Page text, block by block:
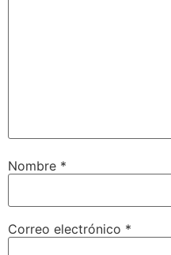
Nombre *
Correo electrónico *